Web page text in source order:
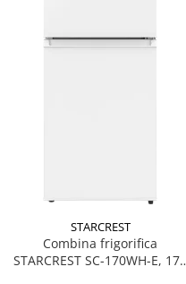
STARCREST
Combina frigorifica
STARCREST SC-170WH-E, 170